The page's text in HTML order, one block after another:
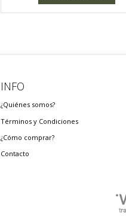
INFO
¿Quiénes somos?
Términos y Condiciones
¿Cómo comprar?
Contacto